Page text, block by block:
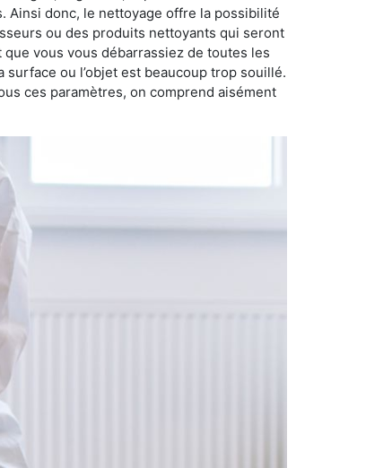
Ainsi donc, le nettoyage offre la possibilité
ou des produits nettoyants qui seront
vous vous débarrassiez de toutes les
ou l’objet est beaucoup trop souillé.
ces paramètres, on comprend aisément